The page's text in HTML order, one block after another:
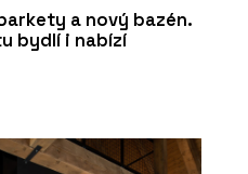
a nový bazén.
bydlí i nabízí